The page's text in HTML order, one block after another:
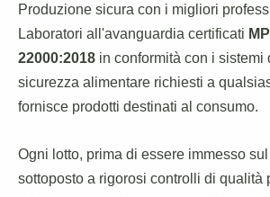
Produzione sicura con i migliori
Laboratori all'avanguardia certificati
22000:2018 in conformità con i sistemi
sicurezza alimentare richiesti a
fornisce prodotti destinati al consumo.
Ogni lotto, prima di essere immesso
sottoposto a rigorosi controlli di qualità